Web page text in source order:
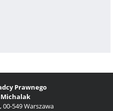
Prawnego
00-549 Warszawa